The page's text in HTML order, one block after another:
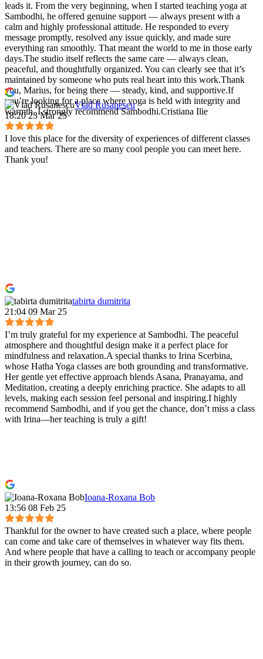
leads it. From the very beginning, when I started teaching yoga at
Sambodhi, he offered genuine support — always present with a
calm and highly professional attitude. He responded to every
message promptly, resolved any issue quickly, and made sure
everything ran smoothly. That meant the world to me in those early
days.The studio itself reflects the same care — always clean,
peaceful, and thoughtfully organized. You can clearly see that it’s
maintained by someone who puts real heart into this work.Thank
you, Marius, for being there — steady, kind, and supportive.If
you’re looking for a place where yoga is held with integrity and
warmth, I strongly recommend Sambodhi.Cristiana Ilie
Vlad Rusanescu
18:20 23 Mar 25
I love this place for the diversity of experiences of different classes
and teachers. There are so many cool people you can meet here.
Thank you!
tabirta dumitrita
21:04 09 Mar 25
I’m truly grateful for my experience at Sambodhi. The peaceful
atmosphere and thoughtful design make it a perfect place for
mindfulness and relaxation.A special thanks to Irina Scerbina,
whose Hatha Yoga classes are both grounding and transformative.
Her gentle yet effective approach blends Asana, Pranayama, and
Meditation, creating a deeply enriching practice. She adapts to all
levels, making each session feel personal and inspiring.I highly
recommend Sambodhi, and if you get the chance, don’t miss a class
with Irina—her teaching is truly a gift!
Ioana-Roxana Bob
13:56 08 Feb 25
Thankful for the owner to have created such a place, where people
can come and take care of themselves in whatever way fits them.
And where people that have a calling to teach or accompany people
in their growth journey, can do so.